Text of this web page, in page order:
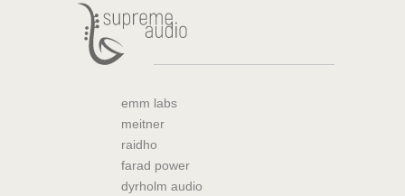
emm labs
meitner
raidho
farad power
dyrholm audio